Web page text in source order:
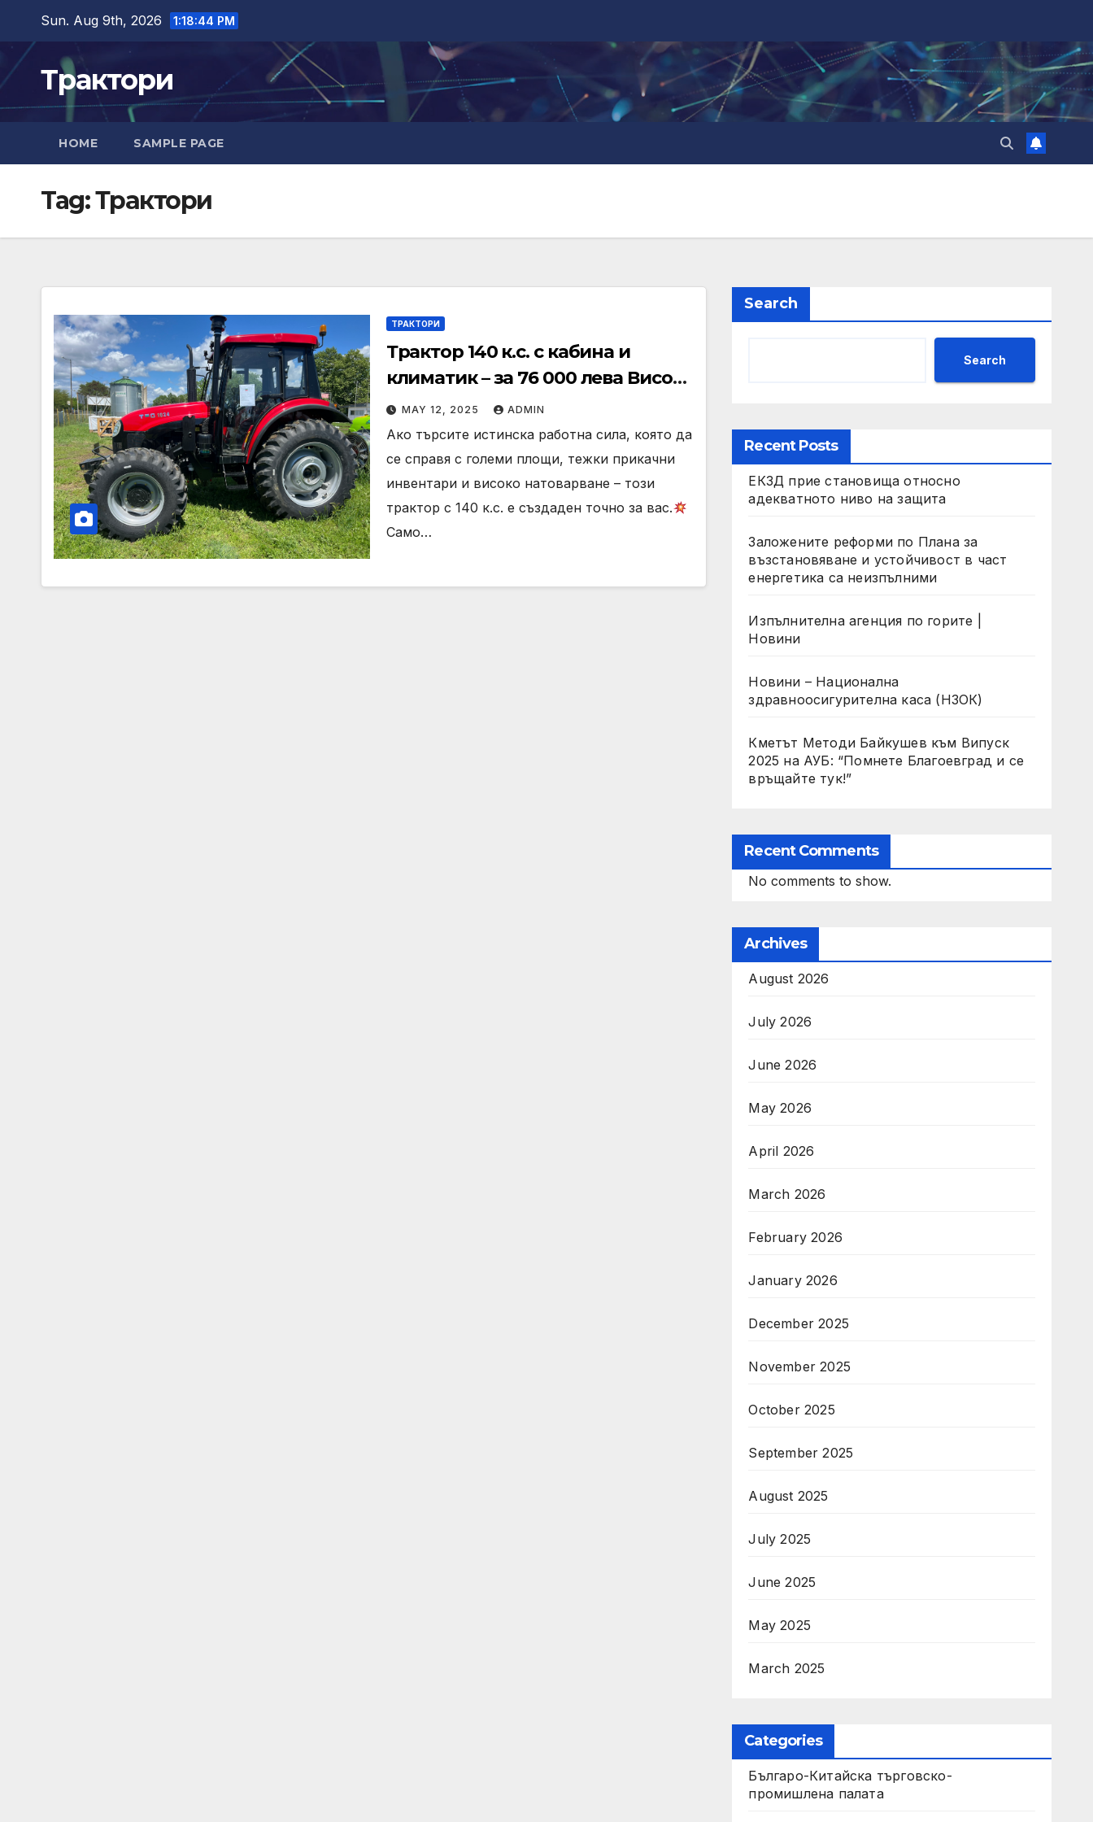
content
Sun. Aug 9th, 2026 1:18:45 PM
Трактори
HOME SAMPLE PAGE
Tag:Трактори
ТРАКТОРИ
Трактор 140 к.с. с кабина и
климатик – за 76 000 лева Висок
клас мощност за сериозни
професионалисти!
MAY 12, 2025 ADMIN
Ако търсите истинска работна сила, която да
се справя с големи площи, тежки прикачни
инвентари и високо натоварване – този
трактор с 140 к.с. е създаден точно за вас.
Само…
Search
Search
Recent Posts
ЕКЗД прие становища относно
адекватното ниво на защита
Заложените реформи по Плана за
възстановяване и устойчивост в част
енергетика са неизпълними
Изпълнителна агенция по горите |
Новини
Новини – Национална
здравноосигурителна каса (НЗОК)
Кметът Методи Байкушев към Випуск
2025 на АУБ: “Помнете Благоевград и се
връщайте тук!”
Recent Comments
No comments to show.
Archives
August 2026
July 2026
June 2026
May 2026
April 2026
March 2026
February 2026
January 2026
December 2025
November 2025
October 2025
September 2025
August 2025
July 2025
June 2025
May 2025
March 2025
Categories
Българо-Китайска търговско-
промишлена палата